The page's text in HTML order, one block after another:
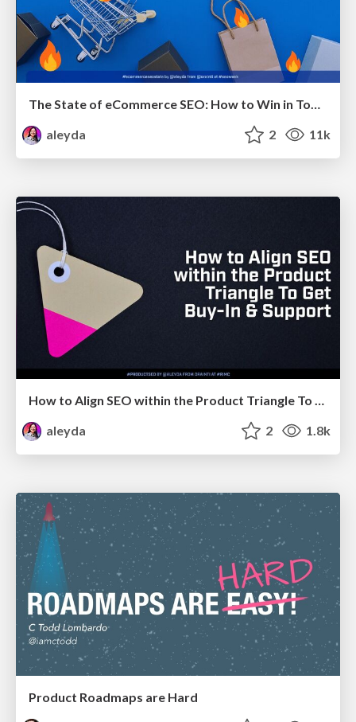
The State of eCommerce SEO: How to Win in Today's Products SERPs - #SEOweek
aleyda
2 11k
How to Align SEO within the Product Triangle To Get Buy-In & Support - #RIMC
aleyda
2 1.8k
Product Roadmaps are Hard